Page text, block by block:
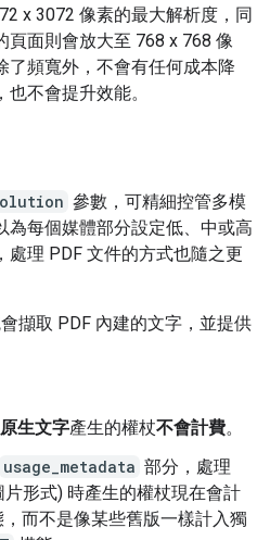
x 3072 像素的最大解析度，同
頁面則會放大至 768 x 768 像
了頻寬外，不會有任何成本降
不會提升效能。
參數，可精細控管多模
為每個媒體部分設定低、中或高
處理 PDF 文件的方式也隨之更
擷取 PDF 內建的文字，並提供
原生文字產生的權杖不會計費。
usage_metadata 部分，處理
片形式) 時產生的權杖現在會計
，而不是像某些舊版一樣計入獨